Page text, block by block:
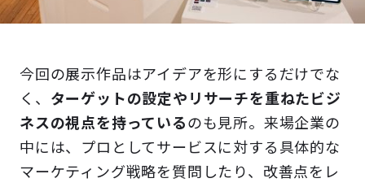
今回の展示作品はアイデアを形にするだけでな
く、 ターゲットの設定やリサーチを重ねたビジ
ネスの視点を持っているのも見所。来場企業の
中には、プロとしてサービスに対する具体的な
マーケティング戦略を質問したり、改善点をレ